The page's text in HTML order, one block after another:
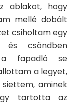
ablakot, hogy
mellé dobált
csiholtam egy
és csöndben
a fapadló se
a legyet,
aminek
tartotta az